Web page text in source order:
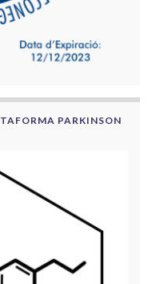
PARKINSON